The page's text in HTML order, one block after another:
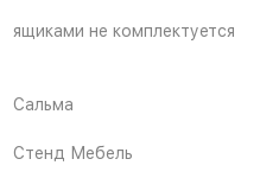
ящиками не комплектуется
Сальма
Стенд Мебель